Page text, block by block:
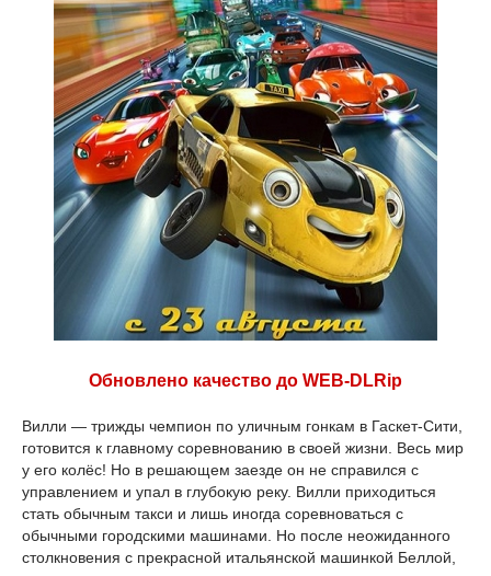
Обновлено качество до WEB-DLRip
Вилли — трижды чемпион по уличным гонкам в Гаскет-Сити,
готовится к главному соревнованию в своей жизни. Весь мир
у его колёс! Но в решающем заезде он не справился с
управлением и упал в глубокую реку. Вилли приходиться
стать обычным такси и лишь иногда соревноваться с
обычными городскими машинами. Но после неожиданного
столкновения с прекрасной итальянской машинкой Беллой,